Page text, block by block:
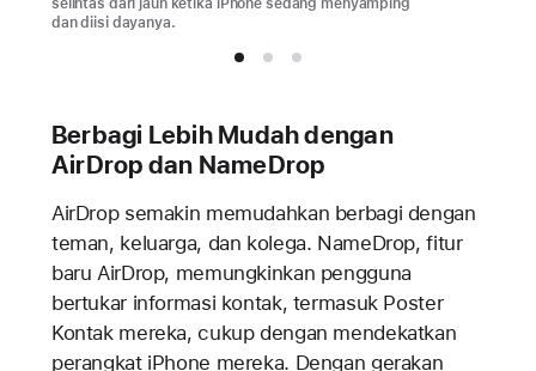
selintas dari jauh ketika iPhone sedang menyamping
dan diisi dayanya.
Berbagi Lebih Mudah dengan
AirDrop dan NameDrop
AirDrop semakin memudahkan berbagi dengan
teman, keluarga, dan kolega. NameDrop, fitur
baru AirDrop, memungkinkan pengguna
bertukar informasi kontak, termasuk Poster
Kontak mereka, cukup dengan mendekatkan
perangkat iPhone mereka. Dengan gerakan